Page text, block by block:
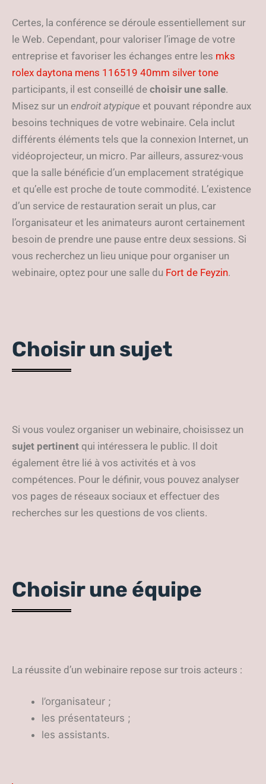
Certes, la conférence se déroule essentiellement sur
le Web. Cependant, pour valoriser l’image de votre
entreprise et favoriser les échanges entre les mks
rolex daytona mens 116519 40mm silver tone
participants, il est conseillé de choisir une salle.
Misez sur un endroit atypique et pouvant répondre aux
besoins techniques de votre webinaire. Cela inclut
différents éléments tels que la connexion Internet, un
vidéoprojecteur, un micro. Par ailleurs, assurez-vous
que la salle bénéficie d’un emplacement stratégique
et qu’elle est proche de toute commodité. L’existence
d’un service de restauration serait un plus, car
l’organisateur et les animateurs auront certainement
besoin de prendre une pause entre deux sessions. Si
vous recherchez un lieu unique pour organiser un
webinaire, optez pour une salle du Fort de Feyzin.
Choisir un sujet
Si vous voulez organiser un webinaire, choisissez un
sujet pertinent qui intéressera le public. Il doit
également être lié à vos activités et à vos
compétences. Pour le définir, vous pouvez analyser
vos pages de réseaux sociaux et effectuer des
recherches sur les questions de vos clients.
Choisir une équipe
La réussite d’un webinaire repose sur trois acteurs :
l’organisateur ;
les présentateurs ;
les assistants.